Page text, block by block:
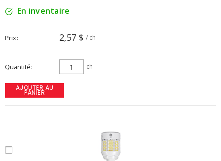
En inventaire
Prix 2,57 $ / ch
Quantité ch
AJOUTER AU
PANIER